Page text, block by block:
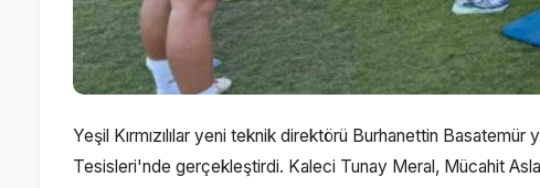
Yeşil Kırmızılılar yeni teknik direktörü Burhanettin
Tesisleri'nde gerçekleştirdi. Kaleci Tunay Meral, Mücahit